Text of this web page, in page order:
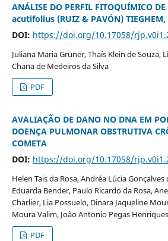
ANÁLISE DO PERFIL FITOQUÍMICO
acutifolius (RUIZ & PAVÓN) TIEGHEM,
DOI: https://doi.org/10.17058/
Juliana Maria Grüner, Thaís Klein de Souza,
Chana de Medeiros da Silva
PDF
AVALIAÇÃO DE DANO NO DNA EM
DOENÇA PULMONAR OBSTRUTIVA
COMETA
DOI: https://doi.org/10.17058/
Helen Tais da Rosa, Andréa Lúcia
Eduarda Bender, Paulo Ricardo da Rosa,
Charlier, Lia Possuelo, Dinara Jaqueline
Moura Valim, João Antonio Pegas Henriques
PDF